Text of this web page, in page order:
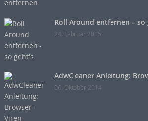
Roll Around entfernen – so
24. Februar 2015
AdwCleaner Anleitung:
06. Oktober 2014